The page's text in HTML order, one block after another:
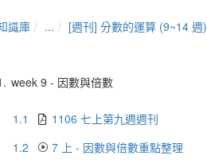
識庫 ... [週刊] 分數的運算 (9~14 週)
week 9 - 因數與倍數
1.1
1106 七上第九週週刊
1.2
7 上 - 因數與倍數重點整理